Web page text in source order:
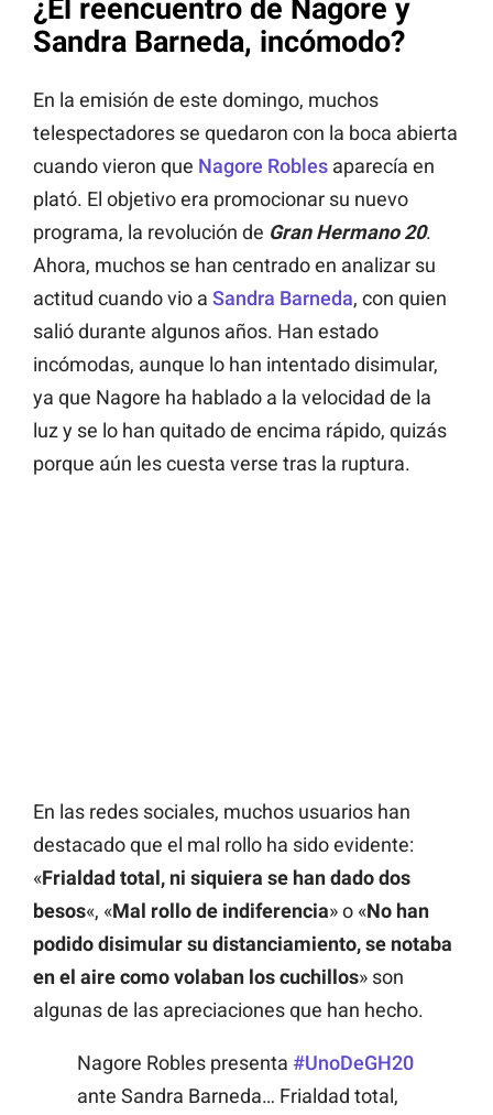
¿El reencuentro de Nagore y
Sandra Barneda, incómodo?
En la emisión de este domingo, muchos
telespectadores se quedaron con la boca abierta
cuando vieron que Nagore Robles aparecía en
plató. El objetivo era promocionar su nuevo
programa, la revolución de Gran Hermano 20.
Ahora, muchos se han centrado en analizar su
actitud cuando vio a Sandra Barneda, con quien
salió durante algunos años. Han estado
incómodas, aunque lo han intentado disimular,
ya que Nagore ha hablado a la velocidad de la
luz y se lo han quitado de encima rápido, quizás
porque aún les cuesta verse tras la ruptura.
En las redes sociales, muchos usuarios han
destacado que el mal rollo ha sido evidente:
«Frialdad total, ni siquiera se han dado dos
besos«, «Mal rollo de indiferencia» o «No han
podido disimular su distanciamiento, se notaba
en el aire como volaban los cuchillos» son
algunas de las apreciaciones que han hecho.
Nagore Robles presenta #UnoDeGH20
ante Sandra Barneda… Frialdad total,